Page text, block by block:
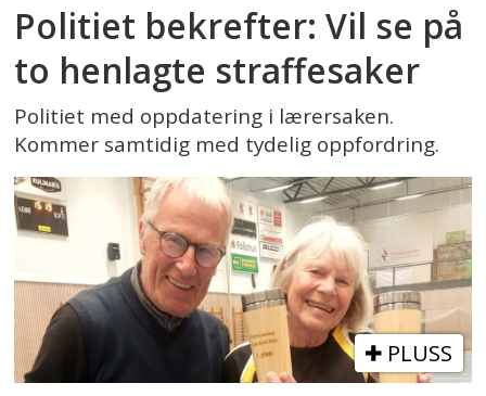
Politiet bekrefter: Vil se på
to henlagte straffesaker
Politiet med oppdatering i lærersaken.
Kommer samtidig med tydelig oppfordring.
PLUSS